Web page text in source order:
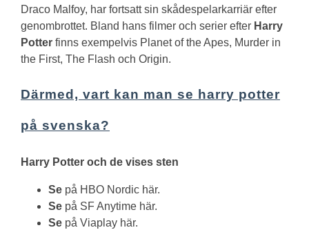
Draco Malfoy, har fortsatt sin skådespelarkarriär efter
genombrottet. Bland hans filmer och serier efter Harry
Potter finns exempelvis Planet of the Apes, Murder in
the First, The Flash och Origin.
Därmed, vart kan man se harry potter
på svenska?
Harry Potter och de vises sten
Se på HBO Nordic här.
Se på SF Anytime här.
Se på Viaplay här.